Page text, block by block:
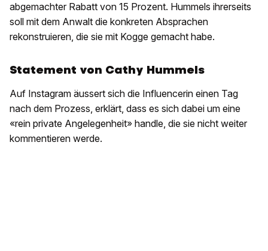
abgemachter Rabatt von 15 Prozent. Hummels ihrerseits
soll mit dem Anwalt die konkreten Absprachen
rekonstruieren, die sie mit Kogge gemacht habe.
Statement von Cathy Hummels
Auf Instagram äussert sich die Influencerin einen Tag
nach dem Prozess, erklärt, dass es sich dabei um eine
«rein private Angelegenheit» handle, die sie nicht weiter
kommentieren werde.